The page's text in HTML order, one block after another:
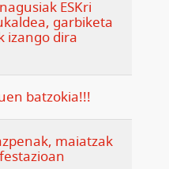
ESKri
garbiketa
izango dira
batzokia!!!
maiatzak